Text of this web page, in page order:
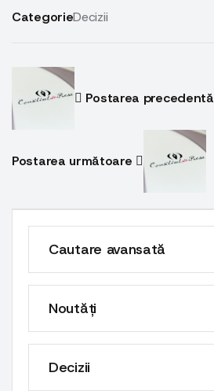
CategorieDecizii
Postarea precedentă
Postarea următoare
Cautare avansată
Noutăți
Decizii